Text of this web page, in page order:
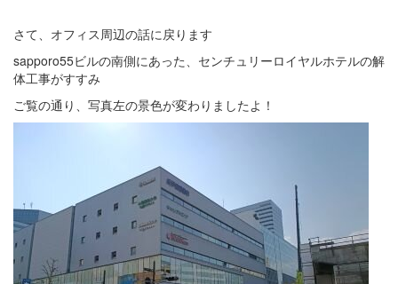
さて、オフィス周辺の話に戻ります
sapporo55ビルの南側にあった、センチュリーロイヤルホテルの解
体工事がすすみ
ご覧の通り、写真左の景色が変わりましたよ！